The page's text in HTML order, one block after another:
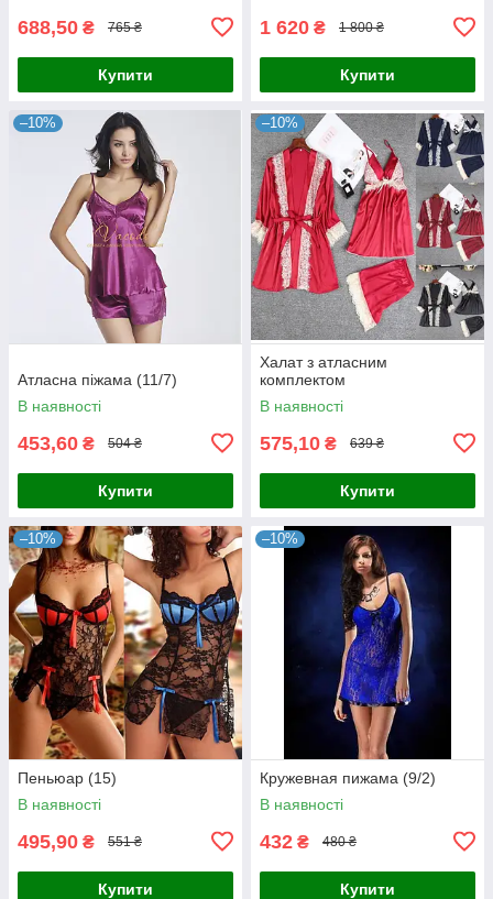
688,50 ₴ 765 ₴
Купити
1 620 ₴ 1 800 ₴
Купити
–10%
Атласна піжама (11/7)
В наявності
453,60 ₴ 504 ₴
Купити
–10%
Халат з атласним
комплектом
В наявності
575,10 ₴ 639 ₴
Купити
–10%
Пеньюар (15)
В наявності
495,90 ₴ 551 ₴
Купити
–10%
Кружевная пижама (9/2)
В наявності
432 ₴ 480 ₴
Купити